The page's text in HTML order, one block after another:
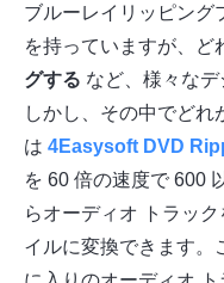
ブルーレイリッピング
を持っていますが、ど
グする など、様々なデ
しかし、その中でどれ
は 4Easysoft DVD
を 60 倍の速度で 600
らオーディオ トラッ
イルに変換できます。